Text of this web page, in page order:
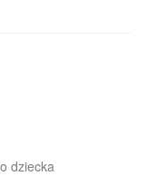
dziecka